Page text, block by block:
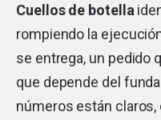
Cuellos de botella
rompiendo la
se entrega, un pedido
que depende del
números están